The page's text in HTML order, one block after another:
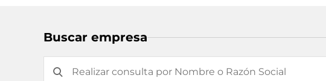
Buscar empresa